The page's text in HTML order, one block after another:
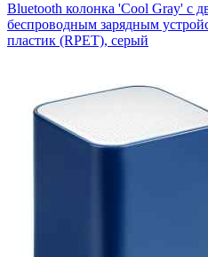
Bluetooth колонка 'Cool Gray' с
беспроводным зарядным
пластик (RPET), серый